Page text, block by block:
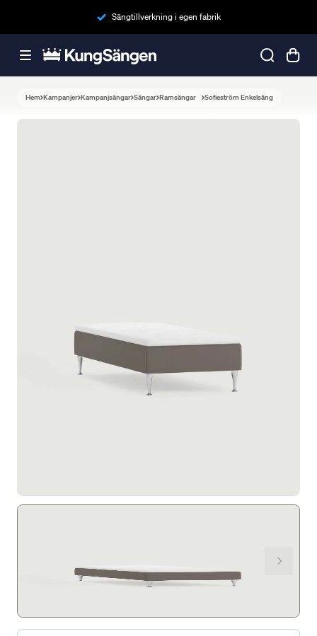
Sängtillverkning i egen fabrik
Hem Kampanjer Kampanjsängar Sängar Ramsängar Sofieström Enkelsäng